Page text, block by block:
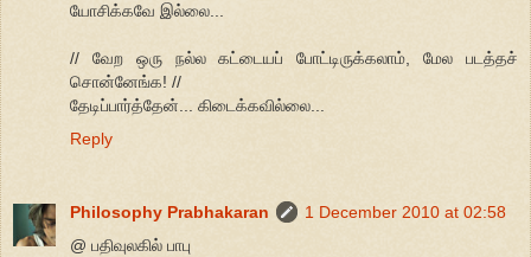
யோசிக்கவே இல்லை...
// வேற ஒரு நல்ல கட்டையப் போட்டிருக்கலாம், மேல படத்தச்
சொன்னேங்க! //
தேடிப்பார்த்தேன்... கிடைக்கவில்லை...
Reply
Philosophy Prabhakaran
1 December 2010 at 02:58
@ பதிவுலகில் பாபு